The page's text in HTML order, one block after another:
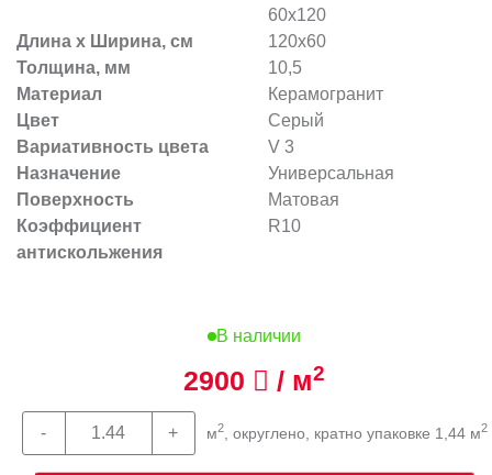
60x120
Длина х Ширина, см
120x60
Толщина, мм
10,5
Материал
Керамогранит
Цвет
Серый
Вариативность цвета
V 3
Назначение
Универсальная
Поверхность
Матовая
Коэффициент
антискольжения
R10
В наличии
2900 / м2
м2, округлено, кратно упаковке 1,44 м2